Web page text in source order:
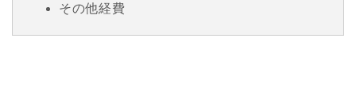
その他経費